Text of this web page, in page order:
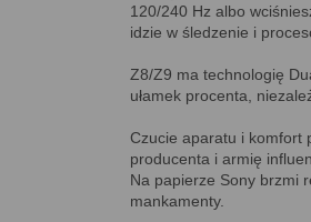
120/240 Hz albo
idzie w śledzenie i
Z8/Z9 ma technologię
ułamek procenta,
Czucie aparatu i komfort
producenta i armię
Na papierze Sony brzmi
mankamenty.